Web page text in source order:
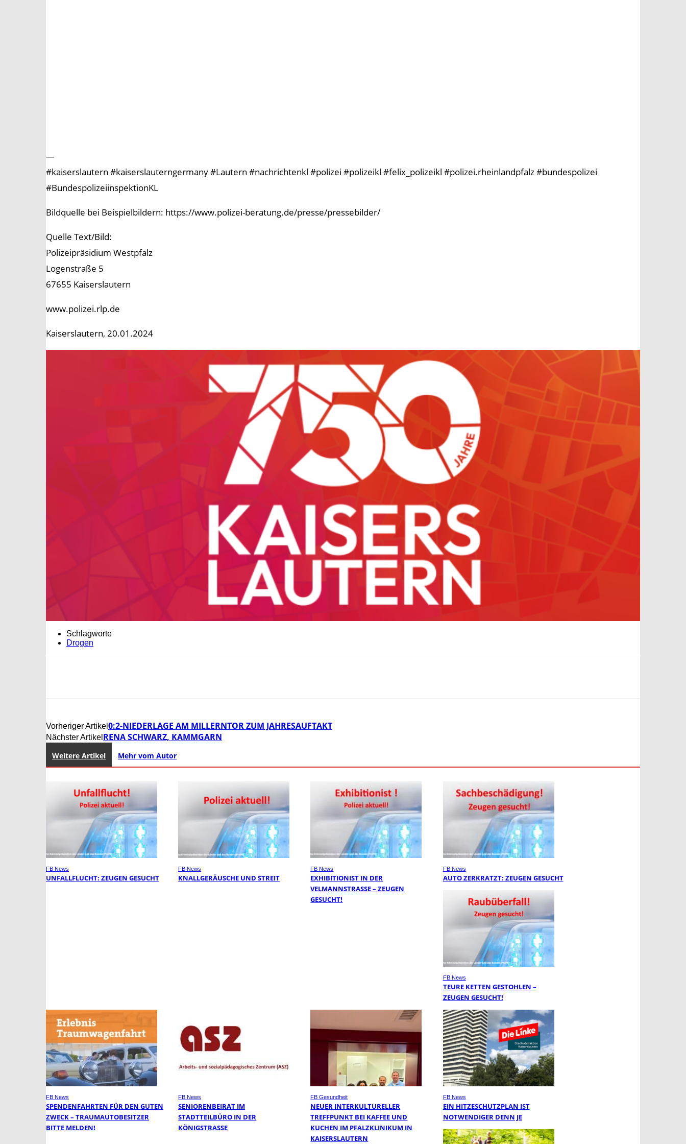
—
#kaiserslautern #kaiserslauterngermany #Lautern #nachrichtenkl #polizei #polizeikl #felix_polizeikl #polizei.rheinlandpfalz #bundespolizei
#BundespolizeiinspektionKL
Bildquelle bei Beispielbildern: https://www.polizei-beratung.de/presse/pressebilder/
Quelle Text/Bild:
Polizeipräsidium Westpfalz
Logenstraße 5
67655 Kaiserslautern
www.polizei.rlp.de
Kaiserslautern, 20.01.2024
Schlagworte
Drogen
Vorheriger Artikel 0:2-NIEDERLAGE AM MILLERNTOR ZUM JAHRESAUFTAKT
Nächster Artikel RENA SCHWARZ, KAMMGARN
Weitere Artikel Mehr vom Autor
FB News
UNFALLFLUCHT: ZEUGEN GESUCHT
FB News
KNALLGERÄUSCHE UND STREIT
FB News
EXHIBITIONIST IN DER
VELMANNSTRASSE – ZEUGEN G
ESUCHT!
FB News
AUTO ZERKRATZT: ZEUGEN GESUCHT
FB News
TEURE KETTEN GESTOHLEN –
ZEUGEN GESUCHT!
FB News
SPENDENFAHRTEN FÜR DEN GUTEN
ZWECK – TRAUMAUTOBESITZER
BITTE MELDEN!
FB News
SENIORENBEIRAT IM
STADTTEILBÜRO IN DER
KÖNIGSTRASSE
FB Gesundheit
NEUER INTERKULTURELLER
TREFFPUNKT BEI KAFFEE UND
KUCHEN IM PFALZKLINIKUM IN
KAISERSLAUTERN
FB News
EIN HITZESCHUTZPLAN IST
NOTWENDIGER DENN JE